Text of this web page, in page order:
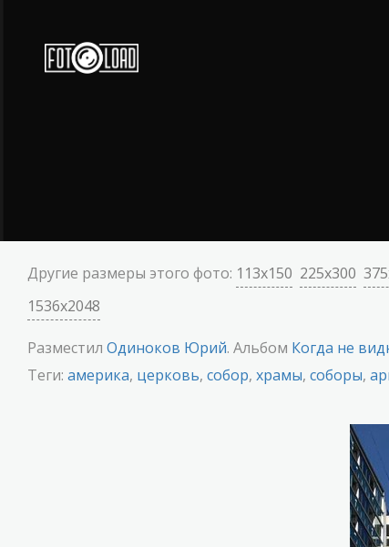
Другие размеры этого фото: 113x150 225x300
1536x2048
Разместил Одиноков Юрий. Альбом Когда не
Теги: америка, церковь, собор, храмы, соборы,